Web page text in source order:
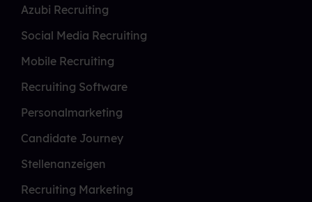
Azubi Recruiting
Social Media Recruiting
Mobile Recruiting
Recruiting Software
Personalmarketing
Candidate Journey
Stellenanzeigen
Recruiting Marketing